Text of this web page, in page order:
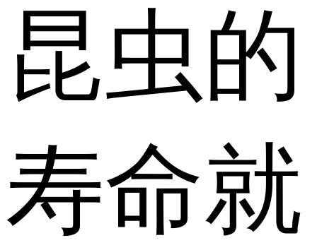
昆虫的
寿命就